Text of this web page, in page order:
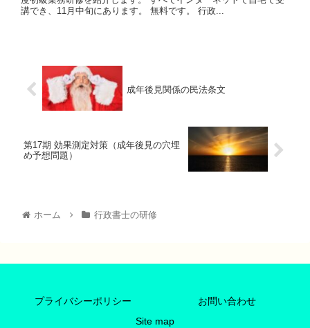
講でき、11月中旬にあります。 無料です。 行政...
成年後見関係の民法条文
第17期 効果測定対策（成年後見の穴埋
め予想問題）
ホーム 行政書士の研修
プライバシーポリシー
お問い合わせ
Site map